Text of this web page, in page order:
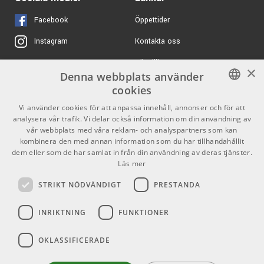
Invändiga mått:
Höjd: 9,14 cm
Utvändiga mått:
Längd: 57,15 cm
Vikt: 4,63 kg
ARTIKELNUMMER 1065097
SKB Cases 1SKB-
ARTIKELNUMMER 1027974
SKB Cases 1SKB-R104
ARTIKELNUMMER 1034759
6095 kr/st
3695 kr/st
Facebook
Instagram
X
Youtube
TikTok
Öppettider
Kontakta oss
Köpvillkor
Butiken
Varumärken
GDPR & Cookies
Kontakt
Info
Mån-Fre: 10.00-18.00
Helgdagar
SWEDISH
ENGLISH
×
Denna webbplats använder
cookies
Vi använder cookies för att anpassa innehåll, annonser och för att
analysera vår trafik. Vi delar också information om din användning av
vår webbplats med våra reklam- och analyspartners som kan
kombinera den med annan information som du har tillhandahållit
dem eller som de har samlat in från din användning av deras tjänster.
Läs mer
STRIKT NÖDVÄNDIGT PRESTANDA
INRIKTNING FUNKTIONER
OKLASSIFICERADE